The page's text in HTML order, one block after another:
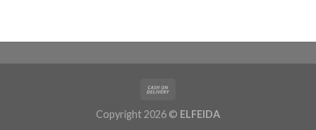
Copyright 2026 © ELFEIDA